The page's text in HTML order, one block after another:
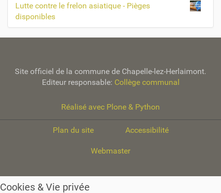
Lutte contre le frelon asiatique - Pièges
disponibles
Site officiel de la commune de Chapelle-lez-Herlaimont.
Editeur responsable: Collège communal
Réalisé avec Plone & Python
Plan du site Accessibilité
Webmaster
Cookies & Vie privée